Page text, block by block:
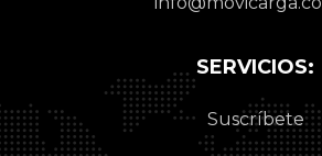
SERVICIOS:
Suscríbete